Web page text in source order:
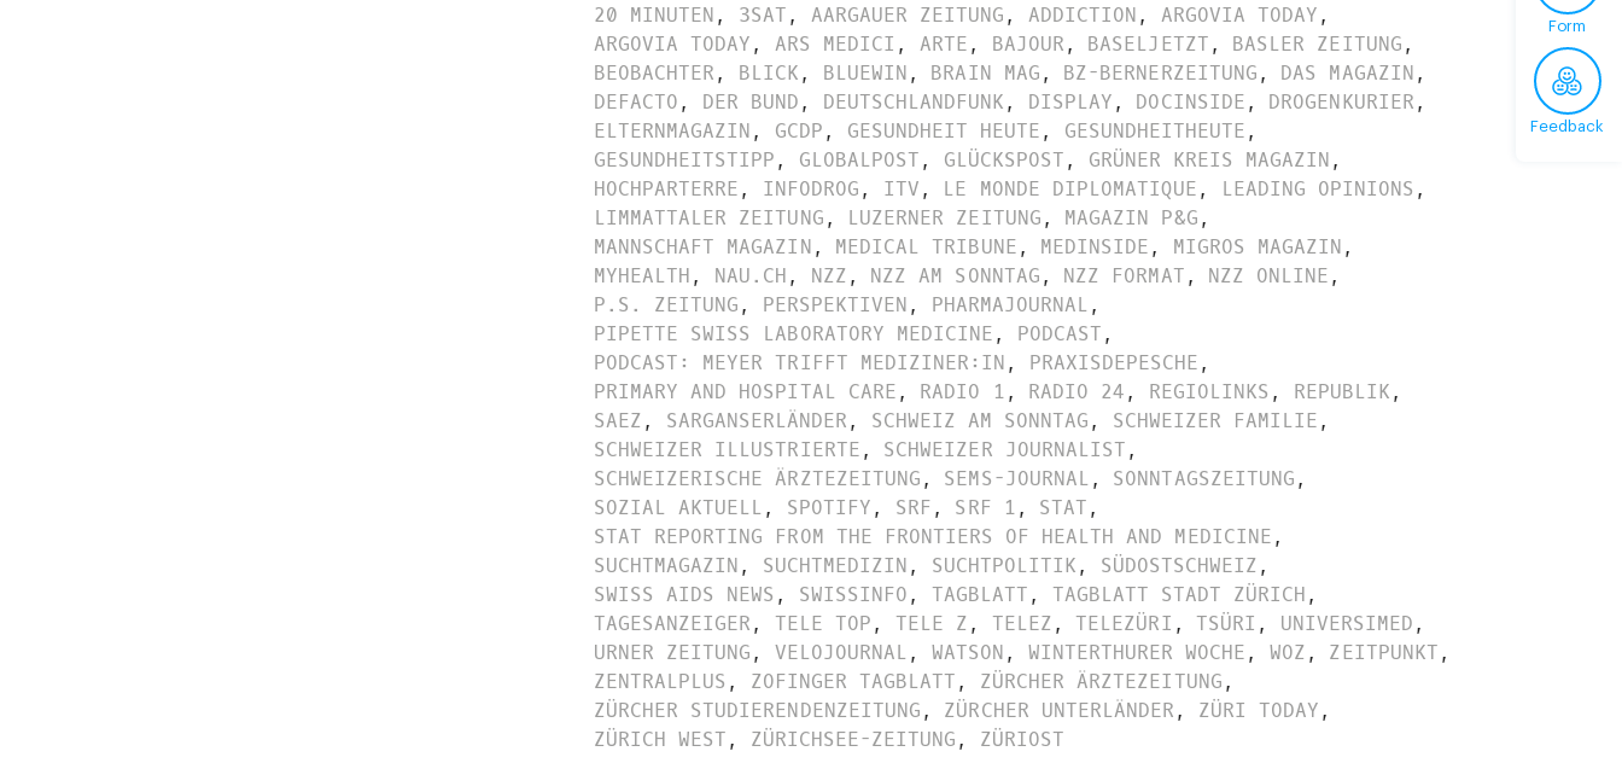
20 MINUTEN, 3SAT, AARGAUER ZEITUNG, ADDICTION, ARGOVIA TODAY,
ARGOVIA TODAY, ARS MEDICI , ARTE, BAJOUR, BASELJETZT, BASLER ZEITUNG,
BEOBACHTER, BLICK, BLUEWIN, BRAIN MAG, BZ-BERNERZEITUNG, DAS MAGAZIN,
DEFACTO, DER BUND, DEUTSCHLANDFUNK, DISPLAY, DOCINSIDE, DROGENKURIER,
ELTERNMAGAZIN, GCDP, GESUNDHEIT HEUTE, GESUNDHEITHEUTE,
GESUNDHEITSTIPP, GLOBALPOST, GLÜCKSPOST, GRÜNER KREIS MAGAZIN,
HOCHPARTERRE, INFODROG, ITV, LE MONDE DIPLOMATIQUE, LEADING OPINIONS ,
LIMMATTALER ZEITUNG, LUZERNER ZEITUNG, MAGAZIN P&G,
MANNSCHAFT MAGAZIN, MEDICAL TRIBUNE, MEDINSIDE, MIGROS MAGAZIN,
MYHEALTH, NAU.CH, NZZ, NZZ AM SONNTAG, NZZ FORMAT, NZZ ONLINE,
P.S. ZEITUNG, PERSPEKTIVEN, PHARMAJOURNAL,
PIPETTE SWISS LABORATORY MEDICINE, PODCAST,
PODCAST: MEYER TRIFFT MEDIZINER:IN, PRAXISDEPESCHE,
PRIMARY AND HOSPITAL CARE, RADIO 1, RADIO 24, REGIOLINKS , REPUBLIK,
SAEZ, SARGANSERLÄNDER, SCHWEIZ AM SONNTAG, SCHWEIZER FAMILIE,
SCHWEIZER ILLUSTRIERTE, SCHWEIZER JOURNALIST,
SCHWEIZERISCHE ÄRZTEZEITUNG, SEMS-JOURNAL, SONNTAGSZEITUNG,
SOZIAL AKTUELL, SPOTIFY, SRF, SRF 1, STAT,
STAT REPORTING FROM THE FRONTIERS OF HEALTH AND MEDICINE,
SUCHTMAGAZIN, SUCHTMEDIZIN, SUCHTPOLITIK, SÜDOSTSCHWEIZ,
SWISS AIDS NEWS , SWISSINFO, TAGBLATT, TAGBLATT STADT ZÜRICH,
TAGESANZEIGER, TELE TOP, TELE Z, TELEZ, TELEZÜRI , TSÜRI , UNIVERSIMED,
URNER ZEITUNG, VELOJOURNAL, WATSON, WINTERTHURER WOCHE, WOZ, ZEITPUNKT,
ZENTRALPLUS , ZOFINGER TAGBLATT, ZÜRCHER ÄRZTEZEITUNG,
ZÜRCHER STUDIERENDENZEITUNG, ZÜRCHER UNTERLÄNDER, ZÜRI TODAY,
ZÜRICH WEST, ZÜRICHSEE-ZEITUNG, ZÜRIOST
Form
Feedback